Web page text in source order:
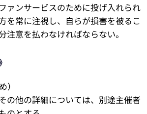
ァンサービスのために投げ入れられ
を常に注視し、自らが損害を被るこ
注意を払わなければならない。
）
の他の詳細については、別途主催者